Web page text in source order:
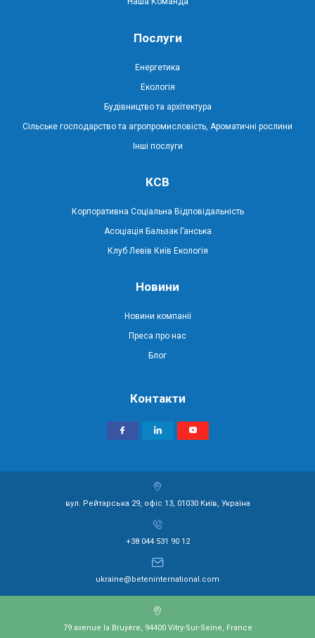
Послуги
Енергетика
Екологія
Будівництво та архітектура
Сільське господарство та агропромисловість, Ароматичні рослини
Інші послуги
КСВ
Корпоративна Соціальна Відповідальність
Асоціація Бальзак Ганська
Клуб Левів Київ Екологія
Новини
Новини компанії
Преса про нас
Блог
Контакти
вул. Рейтарська 29, офіс 13, 01030 Київ, Україна
+38 044 531 90 12
ukraine@beteninternational.com
79 avenue la Bruyère, 94400 Vitry-Sur-Seine, France